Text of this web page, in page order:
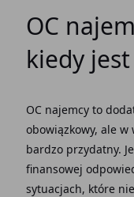
OC
kiedy
OC najemcy to
obowiązkowy, ale
bardzo przydatny.
finansowej
sytuacjach, które